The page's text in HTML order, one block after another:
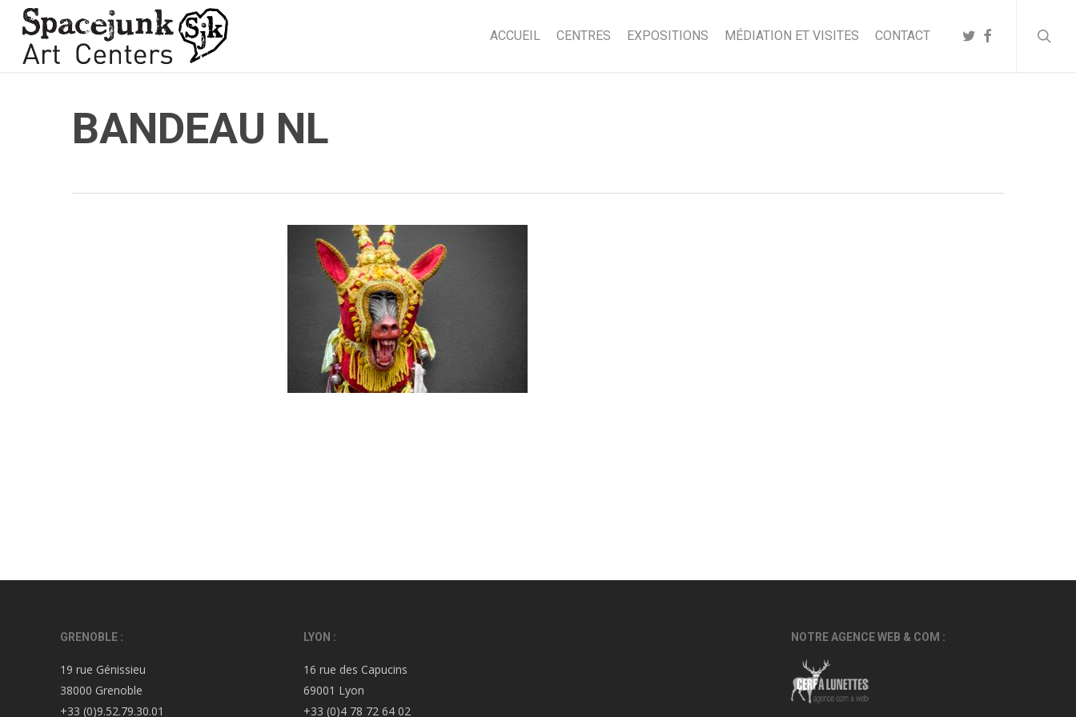
ACCUEIL CENTRES EXPOSITIONS MÉDIATION ET VISITES CONTACT TWITTER
FACEBOOK
BANDEAU NL
GRENOBLE :
19 rue Génissieu
38000 Grenoble
+33 (0)9.52.79.30.01
LYON :
16 rue des Capucins
69001 Lyon
+33 (0)4 78 72 64 02
NOTRE AGENCE WEB & COM :